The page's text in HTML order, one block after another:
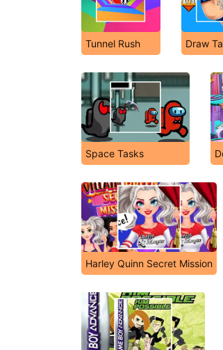
Tunnel Rush Draw
Space Tasks
Harley Quinn Secret Mission